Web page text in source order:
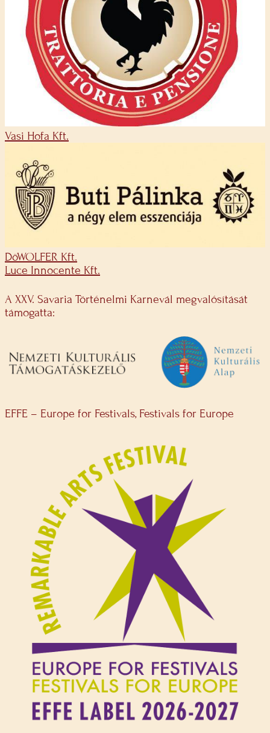
Vasi Hofa Kft.
DöWOLFER Kft.
Luce Innocente Kft.
A XXV. Savaria Történelmi Karnevál megvalósítását
támogatta:
EFFE – Europe for Festivals, Festivals for Europe